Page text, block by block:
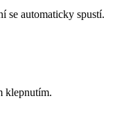
se automaticky spustí.
klepnutím.